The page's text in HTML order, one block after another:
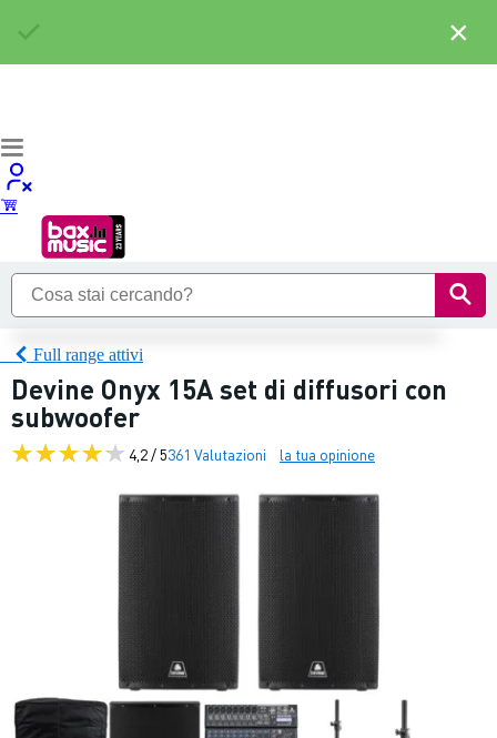
Full range attivi
Devine Onyx 15A set di diffusori con
subwoofer
4,2 / 5361 Valutazioni la tua opinione
×